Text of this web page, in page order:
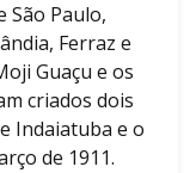
São Paulo,
Ferraz e
Guaçu e os
criados dois
Indaiatuba e o
de 1911.